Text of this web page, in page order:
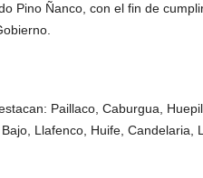
Pino Ñanco, con el fin de
Paillaco, Caburgua,
Llafenco, Huife, Candelaria,